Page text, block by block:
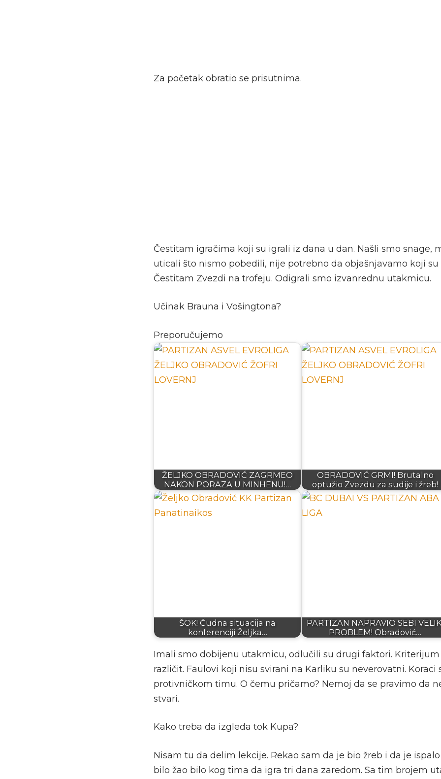
Za početak obratio se prisutnima.
Čestitam igračima koji su igrali iz dana u dan. Našli smo snage,
uticali što nismo pobedili, nije potrebno da objašnjavamo koji su
Čestitam Zvezdi na trofeju. Odigrali smo izvanrednu utakmicu.
Učinak Brauna i Vošingtona?
Preporučujemo
ŽELJKO OBRADOVIĆ ZAGRMEO
NAKON PORAZA U MINHENU!…
OBRADOVIĆ GRMI! Brutalno
optužio Zvezdu za sudije i žreb!
ŠOK! Čudna situacija na
konferenciji Željka…
PARTIZAN NAPRAVIO SEBI
PROBLEM! Obradović…
Imali smo dobijenu utakmicu, odlučili su drugi faktori.
različit. Faulovi koji nisu svirani na Karliku su neverovatni. Koraci
protivničkom timu. O čemu pričamo? Nemoj da se pravimo da
stvari.
Kako treba da izgleda tok Kupa?
Nisam tu da delim lekcije. Rekao sam da je bio žreb i da je
bilo žao bilo kog tima da igra tri dana zaredom. Sa tim brojem